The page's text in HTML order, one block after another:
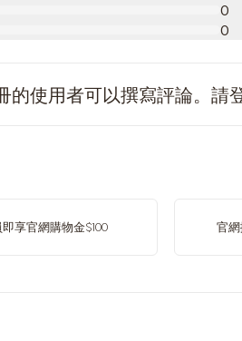
0
0
的使用者可以撰寫評論。請
享官網購物金$100 官